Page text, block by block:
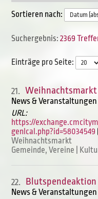
Sortieren nach:
2369
Einträge pro Seite:
21. Weihnachtsmarkt
News & Veranstaltungen
URL:
https://
genIcal.php?id=58034549
Weihnachtsmarkt
Gemeinde, Vereine |
22. Blutspendeaktion
News & Veranstaltungen